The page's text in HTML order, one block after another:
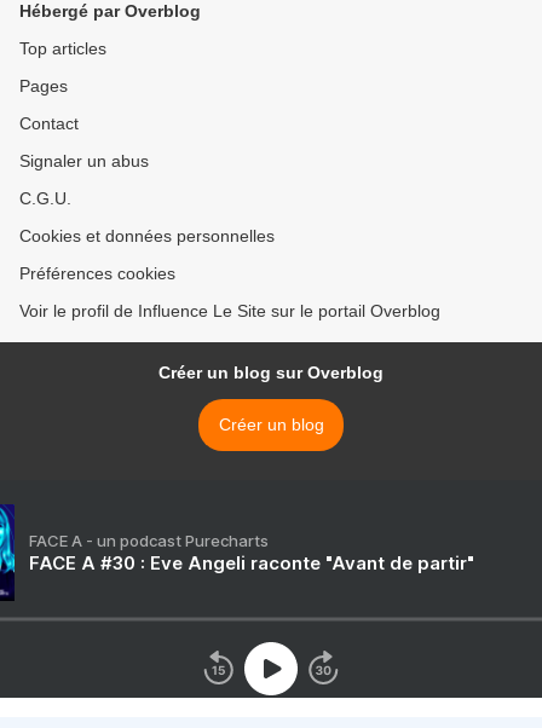
Hébergé par Overblog
Top articles
Pages
Contact
Signaler un abus
C.G.U.
Cookies et données personnelles
Préférences cookies
Voir le profil de Influence Le Site sur le portail Overblog
Créer un blog sur Overblog
Créer un blog
FACE A - un podcast Purecharts
FACE A #30 : Eve Angeli raconte "Avant de partir"